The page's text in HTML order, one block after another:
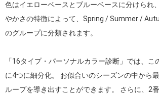
色はイエローベースとブルーベースに分けられ
やかさの特徴によって、Spring / Summer /
のグループに分類されます。
「16タイプ・パーソナルカラー診断」では、こ
に4つに細分化。 お似合いのシーズンの中から
ループを導き出すことができます。 さらに、2